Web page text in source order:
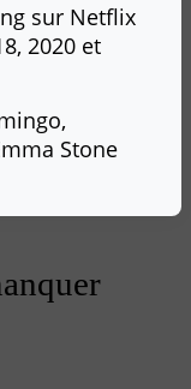
sur Netflix
2020 et
Stone